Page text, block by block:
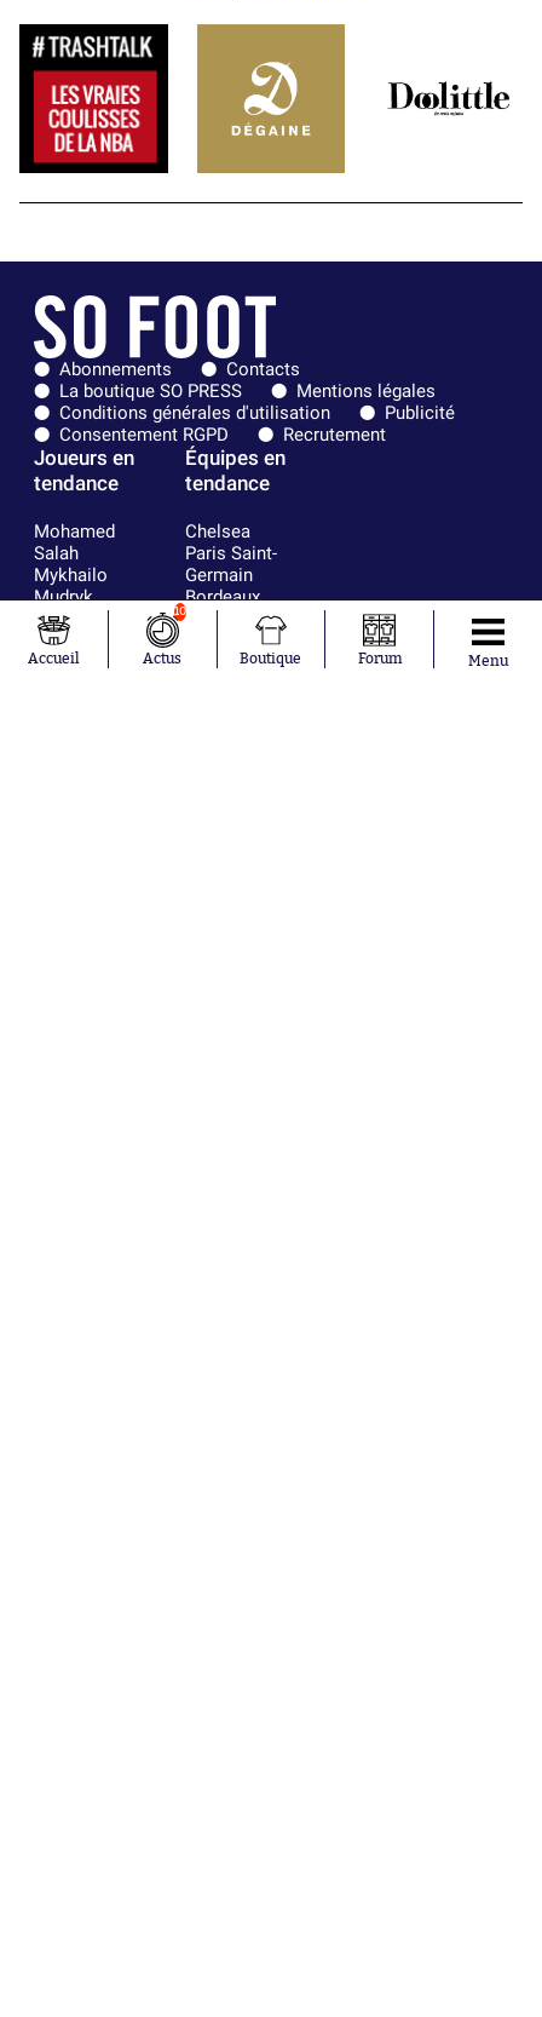
Abonnements
Contacts
La boutique SO PRESS
Mentions légales
Conditions générales d'utilisation
Publicité
Consentement RGPD
Recrutement
Joueurs en
tendance
Mohamed
Salah
Mykhailo
Mudryk
Neymar
Khalis Merah
Loïs Openda
Équipes en
tendance
Chelsea
Paris Saint-
Germain
Bordeaux
Olympique
Accueil
10
Actus Boutique Forum Menu